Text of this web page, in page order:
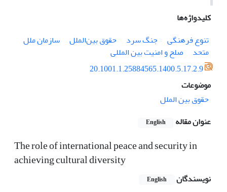
کلیدواژه‌ها
تنوع فرهنگی
جنگ سرد حقوق بین‌الملل
سازمان ملل
متحد
صلح و امنیت بین المللی
20.1001.1.25884565.1400.5.17.2.9
موضوعات
حقوق بین الملل
عنوان مقاله
English
The role of international peace and security in
achieving cultural diversity
نویسندگان English